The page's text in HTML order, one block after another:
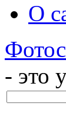
О
- это